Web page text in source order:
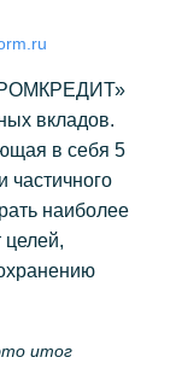
вкладов.
в себя 5
частичного
наиболее
целей,
итог